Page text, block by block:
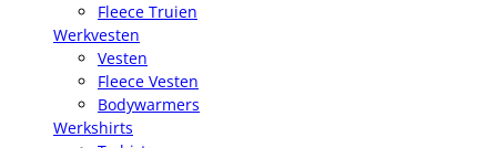
Fleece Truien
Werkvesten
Vesten
Fleece Vesten
Bodywarmers
Werkshirts